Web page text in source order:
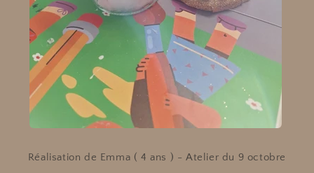
Réalisation de Emma ( 4 ans ) - Atelier du 9 octobre